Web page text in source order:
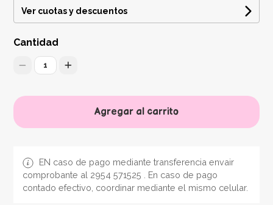
Ver cuotas y descuentos
Cantidad
1
Agregar al carrito
EN caso de pago mediante transferencia envair
comprobante al 2954 571525 . En caso de pago
contado efectivo, coordinar mediante el mismo celular.